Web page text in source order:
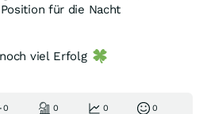
für die Nacht
viel Erfolg
0 0 0 0